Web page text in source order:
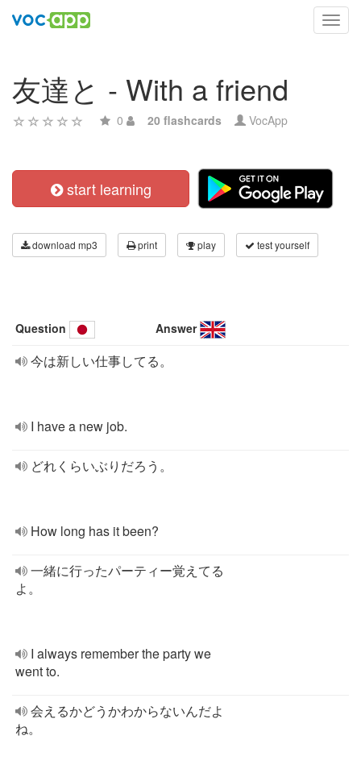
友達と - With a friend
0 20 flashcards VocApp
start learning
download mp3 print play test yourself
Question Answer
今は新しい仕事してる。
I have a new job.
どれくらいぶりだろう。
How long has it been?
一緒に行ったパーティー覚えてる
よ。
I always remember the party we
went to.
会えるかどうかわからないんだよ
ね。